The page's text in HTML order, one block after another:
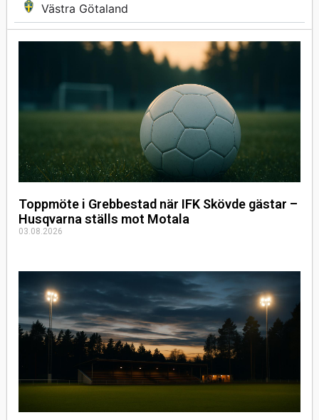
Västra Götaland
Toppmöte i Grebbestad när IFK Skövde gästar –
Husqvarna ställs mot Motala
03.08.2026